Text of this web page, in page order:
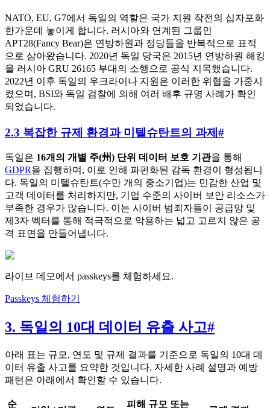
NATO, EU, G7에서 독일의 역할은 국가 지원 작전의 십자포화
한가운데 놓이게 합니다. 러시아와 연계된 그룹인
APT28(Fancy Bear)은 연방하원과 정당들을 반복적으로 표적
으로 삼아왔습니다. 2020년 독일 당국은 2015년 연방하원 해킹
을 러시아 GRU 26165 부대의 소행으로 공식 지목했습니다.
2022년 이후 독일의 우크라이나 지원은 이러한 위협을 가중시
켰으며, BSI와 독일 검찰에 의해 여러 배후 규명 사례가 확인
되었습니다.
2.3 복잡한 규제 환경과 미텔슈탄트의 과제 #
독일은 16개의 개별 주(州) 단위 데이터 보호 기관을 통해
GDPR을 집행하며, 이로 인해 파편화된 감독 환경이 형성됩니
다. 독일의 미텔슈탄트(수만 개의 중소기업)는 민감한 산업 및
고객 데이터를 처리하지만, 기업 수준의 사이버 보안 리소스가
부족한 경우가 많습니다. 이는 사이버 범죄자들이 공급망 및
제3자 벡터를 통해 적극적으로 악용하는 넓고 고르지 않은 공
격 표면을 만들어냅니다.
라이브 데모에서 passkeys를 체험하세요.
Passkeys 체험하기
3. 독일의 10대 데이터 유출 사고#
아래 표는 규모, 연도 및 규제 결과를 기준으로 독일의 10대 데
이터 유출 사고를 요약한 것입니다. 자세한 사례 설명과 예방
패턴은 아래에서 확인할 수 있습니다.
순 피해 규모 또는